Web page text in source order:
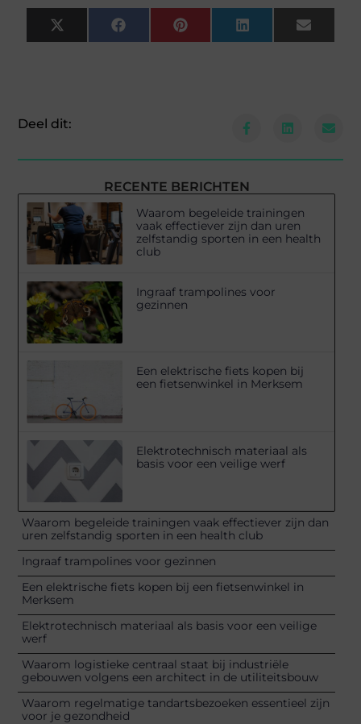
X
(Twitter)
FacebookPinterestLinkedInEmail
Deel dit:
RECENTE BERICHTEN
Waarom begeleide trainingen
vaak effectiever zijn dan uren
zelfstandig sporten in een health
club
Ingraaf trampolines voor
gezinnen
Een elektrische fiets kopen bij
een fietsenwinkel in Merksem
Elektrotechnisch materiaal als
basis voor een veilige werf
Waarom begeleide trainingen vaak effectiever zijn dan
uren zelfstandig sporten in een health club
Ingraaf trampolines voor gezinnen
Een elektrische fiets kopen bij een fietsenwinkel in
Merksem
Elektrotechnisch materiaal als basis voor een veilige
werf
Waarom logistieke centraal staat bij industriële
gebouwen volgens een architect in de utiliteitsbouw
Waarom regelmatige tandartsbezoeken essentieel zijn
voor je gezondheid